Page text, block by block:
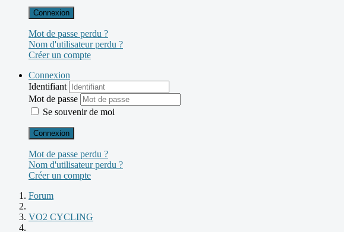
Connexion
Mot de passe perdu ?
Nom d'utilisateur perdu ?
Créer un compte
Connexion
Identifiant
Mot de passe
Se souvenir de moi
Connexion
Mot de passe perdu ?
Nom d'utilisateur perdu ?
Créer un compte
Forum
VO2 CYCLING